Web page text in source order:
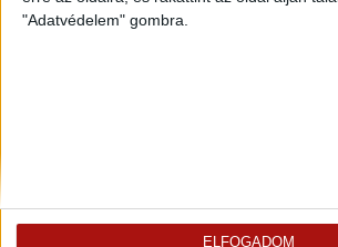
"Adatvédelem" gombra.
ELFOGADOM